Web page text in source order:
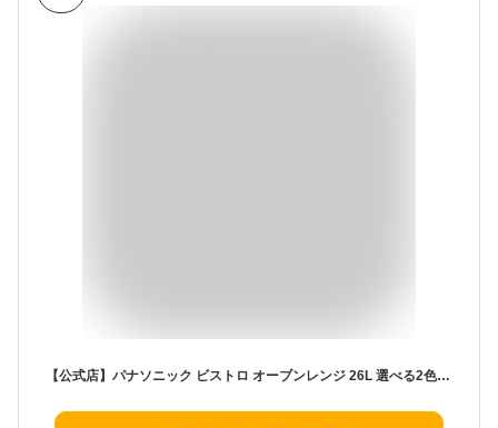
【公式店】パナソニック ビストロ オーブンレンジ 26L 選べる2色 NE-BS5D Bistro フラット 赤外線センサー あたため 解凍 オーブン グリル 両面焼き ワンボウル 簡単 お手入れらくらく コンパクト 送料無料